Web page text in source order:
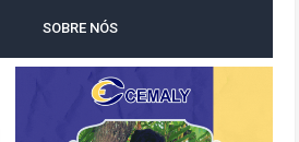
SOBRE NÓS